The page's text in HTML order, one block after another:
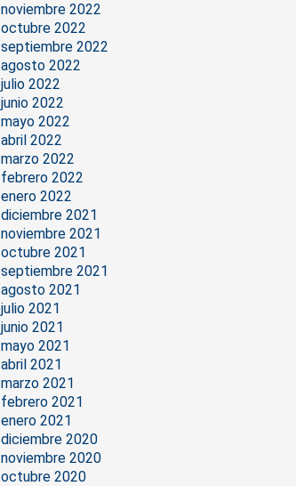
noviembre 2022
octubre 2022
septiembre 2022
agosto 2022
julio 2022
junio 2022
mayo 2022
abril 2022
marzo 2022
febrero 2022
enero 2022
diciembre 2021
noviembre 2021
octubre 2021
septiembre 2021
agosto 2021
julio 2021
junio 2021
mayo 2021
abril 2021
marzo 2021
febrero 2021
enero 2021
diciembre 2020
noviembre 2020
octubre 2020